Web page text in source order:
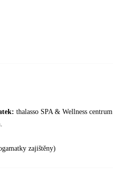
thalasso SPA & Wellness centrum
zajištěny)